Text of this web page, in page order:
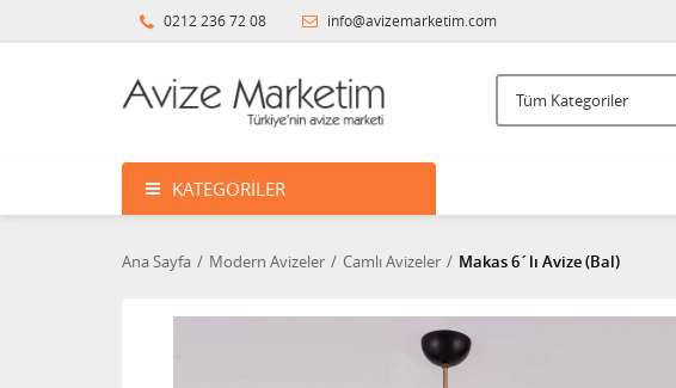
0212 236 72 08 info@avizemarketim.com
KATEGORILER
Ana Sayfa Modern Avizeler Camlı Avizeler Makas 6´lı Avize (Bal)